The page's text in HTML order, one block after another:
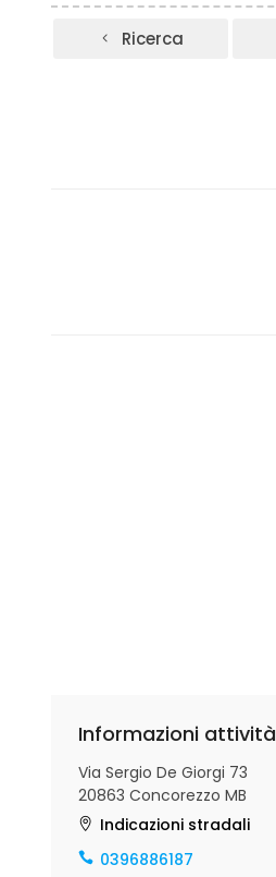
Ricerca
Informazioni attività
Via Sergio De Giorgi 73
20863 Concorezzo MB
Indicazioni stradali
0396886187